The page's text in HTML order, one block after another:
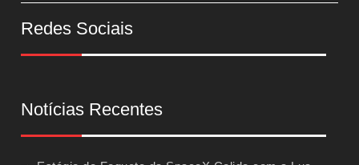
Redes Sociais
Notícias Recentes